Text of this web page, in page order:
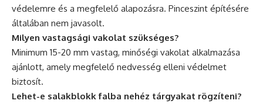
védelemre és a megfelelő alapozásra. Pinceszint építésére
általában nem javasolt.
Milyen vastagsági vakolat szükséges?
Minimum 15-20 mm vastag, minőségi vakolat alkalmazása
ajánlott, amely megfelelő nedvesség elleni védelmet
biztosít.
Lehet-e salakblokk falba nehéz tárgyakat rögzíteni?